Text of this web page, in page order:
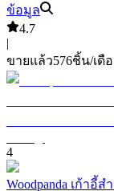
ข้อมูล
4.7
|
ขายแล้ว576ชิ้น/เดื
4
Woodpanda เก้าอี้